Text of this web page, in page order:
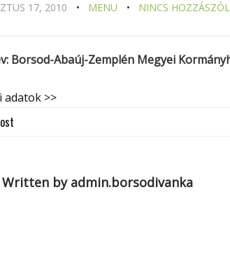
17, 2010 MENU NINCS
Borsod-Abaúj-Zemplén Megyei
adatok >>
Written by admin.borsodivanka